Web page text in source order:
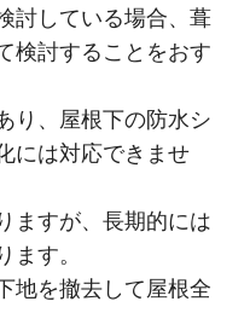
討している場合、葺
検討することをおす
り、屋根下の防水シ
には対応できませ
ますが、長期的には
ます。
地を撤去して屋根全